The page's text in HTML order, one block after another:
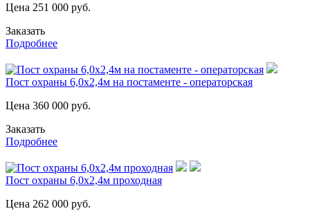
Цена 251 000 руб.
Заказать
Подробнее
Пост охраны 6,0х2,4м на постаменте - операторская
Цена 360 000 руб.
Заказать
Подробнее
Пост охраны 6,0х2,4м проходная
Цена 262 000 руб.